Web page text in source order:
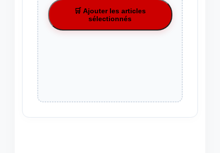
🛒 Ajouter les articles
sélectionnés